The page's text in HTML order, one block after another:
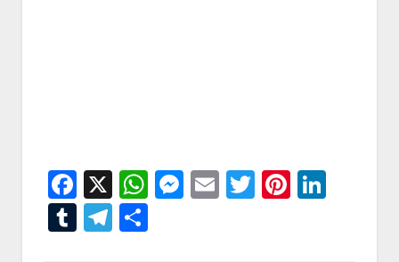
Facebook
X WhatsApp
Messenger
EmailTwitter
TumblrTelegram